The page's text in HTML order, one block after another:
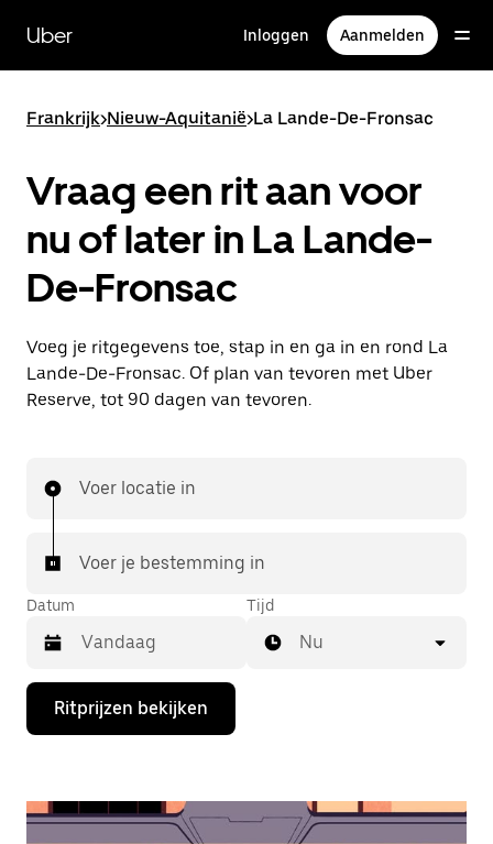
naar
hoofdinhoud
Uber Inloggen Aanmelden
Frankrijk>Nieuw-Aquitanië>La Lande-De-Fronsac
Vraag een rit aan voor
nu of later in La Lande-
De-Fronsac
Voeg je ritgegevens toe, stap in en ga in en rond La
Lande-De-Fronsac. Of plan van tevoren met Uber
Reserve, tot 90 dagen van tevoren.
Voer locatie in
Voer je bestemming in
Datum
Druk
de
de
Tijd
Nu
Ritprijzen bekijken